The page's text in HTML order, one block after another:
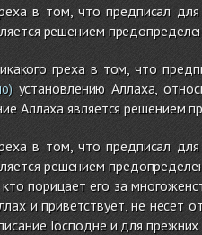
в том, что предписал
решением
греха в том, что
установлению Аллаха,
Аллаха является решением
в том, что предписал
решением
порицает его за
и приветствует, не несет
Господне и для